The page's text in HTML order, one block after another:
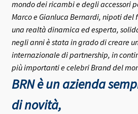
mondo dei ricambi e degli accessori
Marco e Gianluca Bernardi, nipoti del
una realtà dinamica ed esperta,
negli anni è stata in grado di creare
internazionale di partnership, in
più importanti e celebri Brand del
BRN è un azienda
di novità,